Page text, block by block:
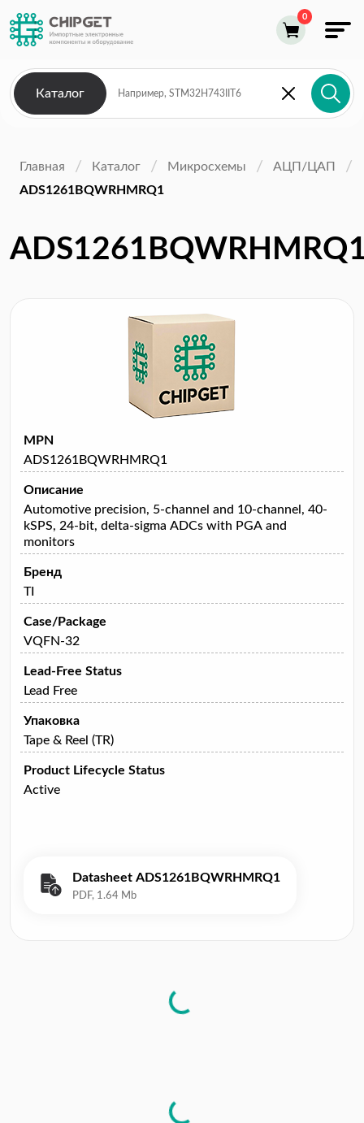
Каталог
Главная Каталог Микросхемы
АЦП/ЦАП
ADS1261BQWRHMRQ1
MPN
ADS1261BQWRHMRQ1
Описание
Automotive precision, 5-channel and 10-channel, 40-
kSPS, 24-bit, delta-sigma ADCs with PGA and
monitors
Бренд
TI
Case/Package
VQFN-32
Lead-Free Status
Lead Free
Упаковка
Tape & Reel (TR)
Product Lifecycle Status
Active
Datasheet ADS1261BQWRHMRQ1